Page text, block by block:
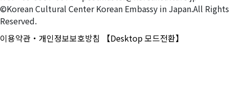
©Korean Cultural Center Korean Embassy in Japan.All Rights
Reserved.
이용약관・개인정보보호방침
【Desktop 모드전환】